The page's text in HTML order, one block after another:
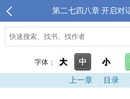
第二七四八章 开启对
字体： 大 中 小
上一章 目录